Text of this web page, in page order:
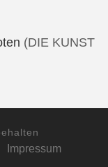
(DIE KUNST
Impressum